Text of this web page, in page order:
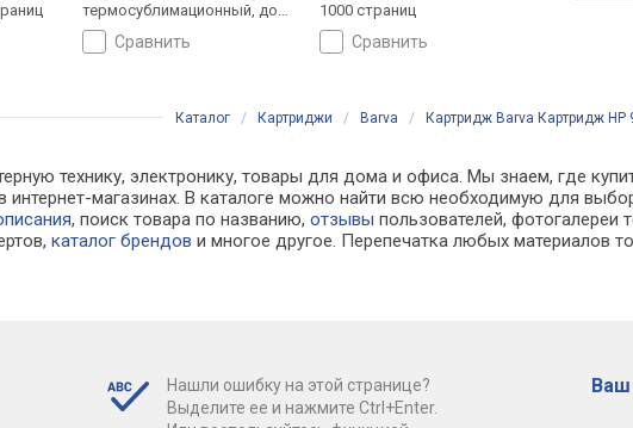
термосублимационный, до
108 страниц
сравнить
1000 страниц
сравнить
Каталог / Картриджи / Barva / Картридж Barva Картридж HP
технику, электронику, товары для дома и офиса. Мы знаем, где
интернет-магазинах. В каталоге можно найти всю необходимую для
, поиск товара по названию,отзывы пользователей, фотогалереи
каталог брендов и многое другое. Перепечатка любых материалов
Нашли ошибку на этой странице?
Выделите ее и нажмите Ctrl+Enter.
Ваш